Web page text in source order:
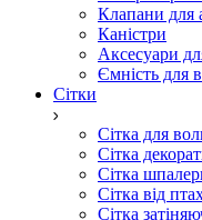
Клапани для
Каністри
Аксесуари
Ємність для
Сітки
Сітка для
Сітка
Сітка
Сітка від
Сітка